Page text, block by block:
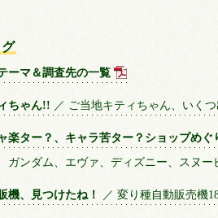
ーマ＆調査先の一覧
ちゃん!! ／ ご当地キティちゃん、いく
楽ター？、キャラ苦ター？ショップめぐ
ガンダム、エヴァ、ディズニー、スヌ
機、見つけたね！ ／ 変り種自動販売機